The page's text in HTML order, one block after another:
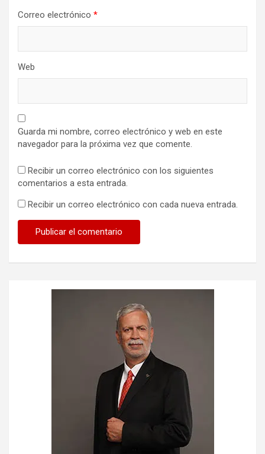
Correo electrónico *
Web
Guarda mi nombre, correo electrónico y web en este
navegador para la próxima vez que comente.
Recibir un correo electrónico con los siguientes
comentarios a esta entrada.
Recibir un correo electrónico con cada nueva entrada.